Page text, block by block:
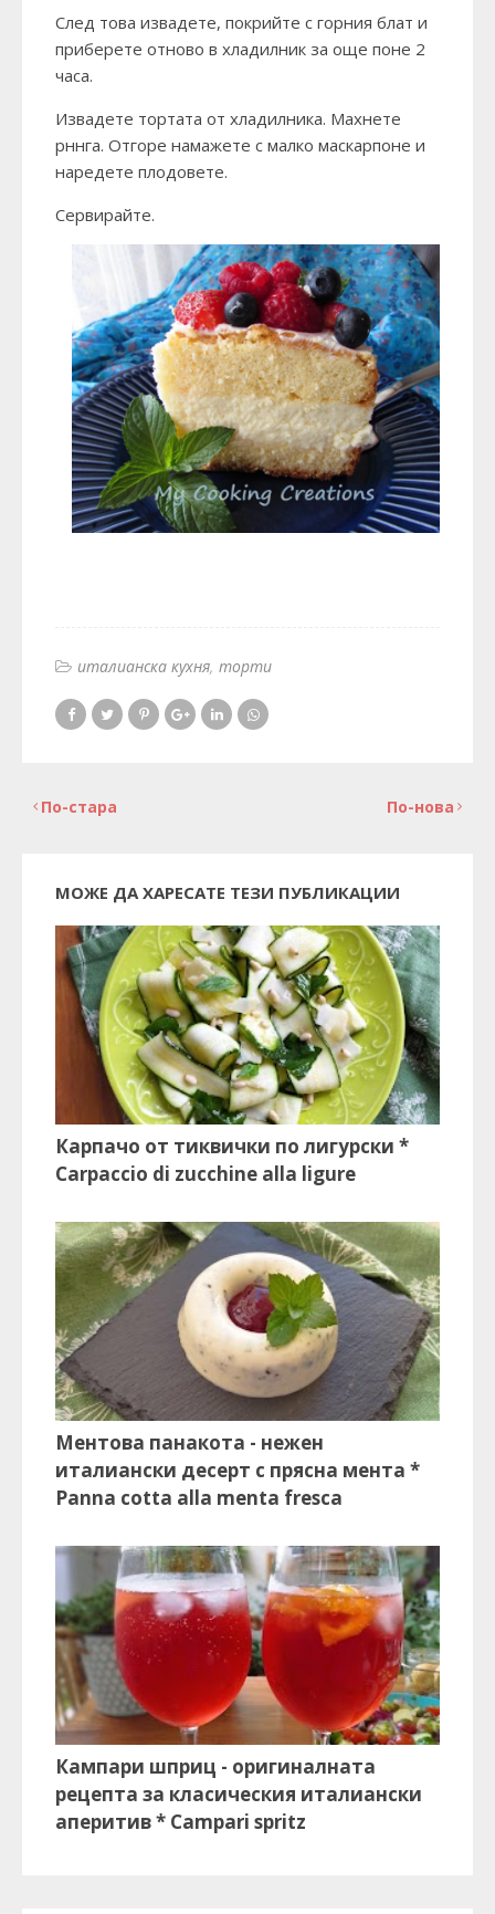
След това извадете, покрийте с горния блат и
приберете отново в хладилник за още поне 2
часа.
Извадете тортата от хладилника. Махнете
рннга. Отгоре намажете с малко маскарпоне и
наредете плодовете.
Сервирайте.
италианска кухня торти
По-нова
По-стара
МОЖЕ ДА ХАРЕСАТЕ ТЕЗИ ПУБЛИКАЦИИ
Карпачо от тиквички по лигурски *
Carpaccio di zucchine alla ligure
Ментова панакота - нежен
италиански десерт с прясна мента *
Panna cotta alla menta fresca
Кампари шприц - оригиналната
рецепта за класическия италиански
аперитив * Campari spritz